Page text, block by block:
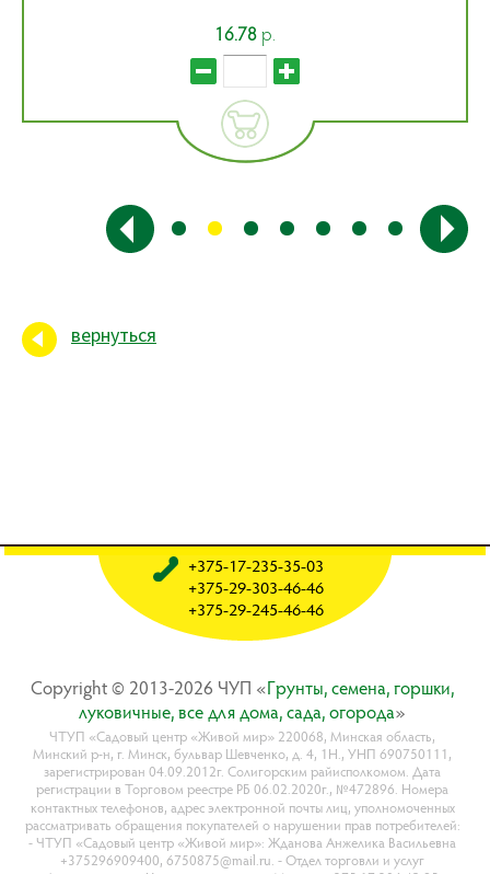
16.78р.
вернуться
Copyright © 2013-2026 ЧУП «Гpyнты, ceмeнa, гopшки,
лyкoвичныe, вce для дoмa, caдa, oгopoдa»
ЧТУП «Садовый центр «Живой мир» 220068, Минская область,
Минский р-н, г. Минск, бульвар Шевченко, д. 4, 1Н., УНП 690750111,
зарегистрирован 04.09.2012г. Солигорским райисполкомом. Дата
регистрации в Торговом реестре РБ 06.02.2020г., №472896. Номера
контактных телефонов, адрес электронной почты лиц, уполномоченных
рассматривать обращения покупателей о нарушении прав потребителей:
- ЧТУП «Садовый центр «Живой мир»: Жданова Анжелика Васильевна
+375296909400, 6750875@mail.ru. - Отдел торговли и услуг
+375-17-235-35-03
+375-29-303-46-46
+375-29-245-46-46